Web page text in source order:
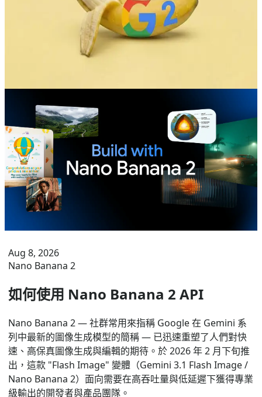
Google 的 Gemini 影像堆疊的最新迭代，已廣為報導並以
模型名稱 Nano Banana 2（Gemini 3.1 Flash Image）對
外發佈，支援原生輸出最高可達 4K 等級的解析度，並新增
實用的影像放大工作流程，使許多商業與創意用例能夠交付
Aug 8, 2026
Nano Banana 2
如何使用 Nano Banana 2 API
Nano Banana 2 — 社群常用來指稱 Google 在 Gemini 系
列中最新的圖像生成模型的簡稱 — 已迅速重塑了人們對快
速、高保真圖像生成與編輯的期待。於 2026 年 2 月下旬推
出，這款 "Flash Image" 變體（Gemini 3.1 Flash Image /
Nano Banana 2）面向需要在高吞吐量與低延遲下獲得專業
級輸出的開發者與產品團隊。